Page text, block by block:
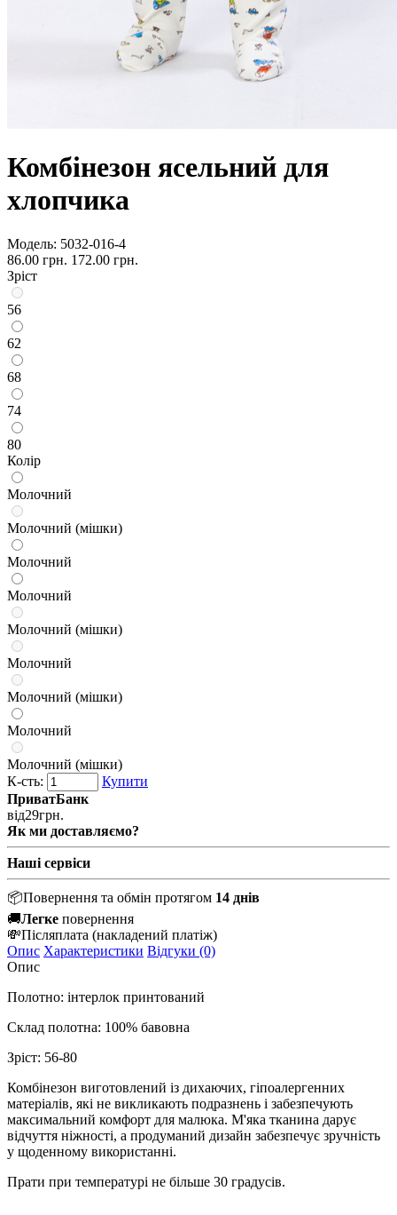
Комбінезон ясельний для
хлопчика
Модель: 5032-016-4
86.00 грн. 172.00 грн.
Зріст
56
62
68
74
80
Колір
Молочний
Молочний (мішки)
Молочний
Молочний
Молочний (мішки)
Молочний
Молочний (мішки)
Молочний
Молочний (мішки)
К-сть:
Купити
ПриватБанк
від29грн.
Як ми доставляємо?
Наші сервіси
📦Повернення та обмін протягом 14 днів
🚚Легке повернення
💸Післяплата (накладений платіж)
Опис Характеристики Відгуки (0)
Опис
Полотно: інтерлок принтований
Склад полотна: 100% бавовна
Зріст: 56-80
Комбінезон виготовлений із дихаючих, гіпоалергенних
матеріалів, які не викликають подразнень і забезпечують
максимальний комфорт для малюка. М'яка тканина дарує
відчуття ніжності, а продуманий дизайн забезпечує зручність
у щоденному використанні.
Прати при температурі не більше 30 градусів.